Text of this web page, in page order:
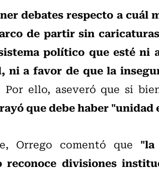
debates respecto a cuál
de partir sin
político que esté
ni a favor de que la
Por ello, aseveró que si
que debe haber "unidad
Orrego comentó que
reconoce divisiones